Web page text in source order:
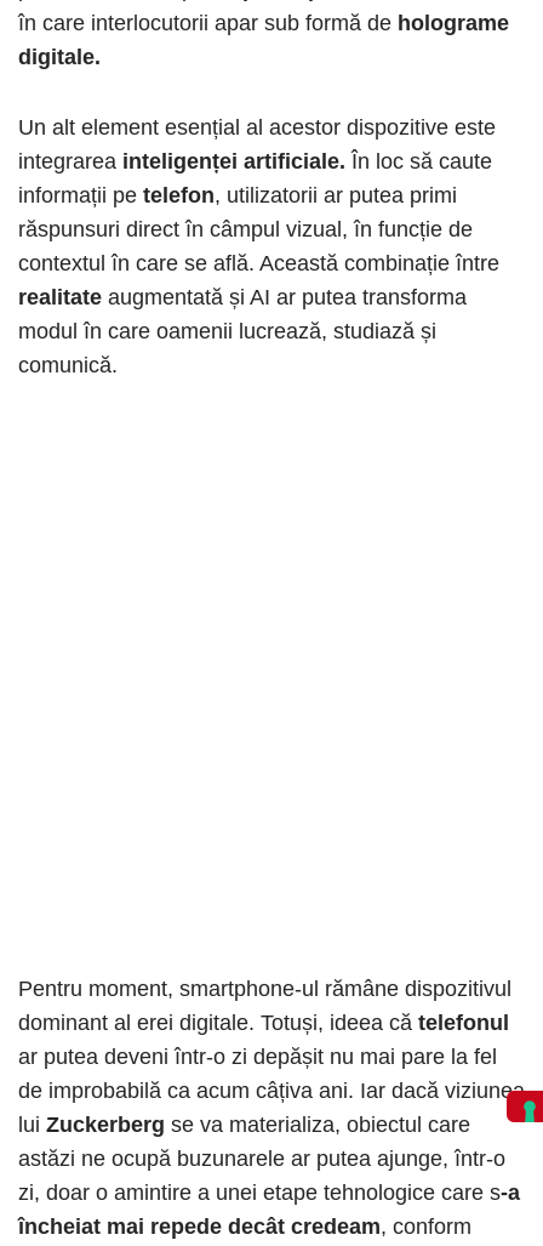
în care interlocutorii apar sub formă de holograme
digitale.
Un alt element esențial al acestor dispozitive este
integrarea inteligenței artificiale. În loc să caute
informații pe telefon, utilizatorii ar putea primi
răspunsuri direct în câmpul vizual, în funcție de
contextul în care se află. Această combinație între
realitate augmentată și AI ar putea transforma
modul în care oamenii lucrează, studiază și
comunică.
Pentru moment, smartphone-ul rămâne dispozitivul
dominant al erei digitale. Totuși, ideea că telefonul
ar putea deveni într-o zi depășit nu mai pare la fel
de improbabilă ca acum câțiva ani. Iar dacă viziunea
lui Zuckerberg se va materializa, obiectul care
astăzi ne ocupă buzunarele ar putea ajunge, într-o
zi, doar o amintire a unei etape tehnologice care s-a
încheiat mai repede decât credeam, conform